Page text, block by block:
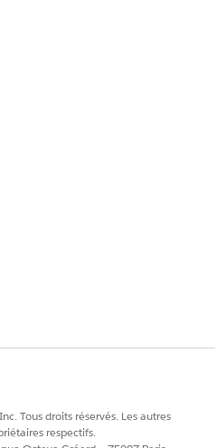
dynamiques pour créer des
des données modifiées.
Tous droits réservés. Les autres
respectifs.